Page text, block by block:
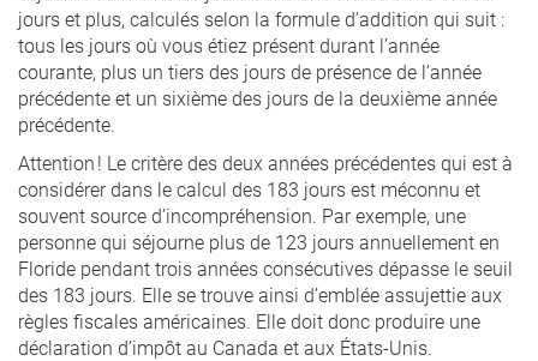
jours et plus, calculés selon la formule d’addition qui suit :
tous les jours où vous étiez présent durant l’année
courante, plus un tiers des jours de présence de l’année
précédente et un sixième des jours de la deuxième année
précédente.
Attention ! Le critère des deux années précédentes qui est à
considérer dans le calcul des 183 jours est méconnu et
souvent source d’incompréhension. Par exemple, une
personne qui séjourne plus de 123 jours annuellement en
Floride pendant trois années consécutives dépasse le seuil
des 183 jours. Elle se trouve ainsi d’emblée assujettie aux
règles fiscales américaines. Elle doit donc produire une
déclaration d’impôt au Canada et aux États-Unis.